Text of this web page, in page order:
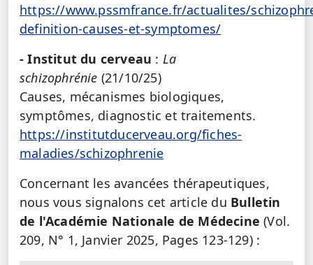
https://www.pssmfrance.fr/actualites/
definition-causes-et-symptomes/
- Institut du cerveau : La
schizophrénie (21/10/25)
Causes, mécanismes biologiques,
symptômes, diagnostic et traitements.
https://institutducerveau.org/fiches-
maladies/schizophrenie
Concernant les avancées thérapeutiques,
nous vous signalons cet article du Bulletin
de l'Académie Nationale de Médecine(Vol.
209, N° 1, Janvier 2025, Pages 123-129) :